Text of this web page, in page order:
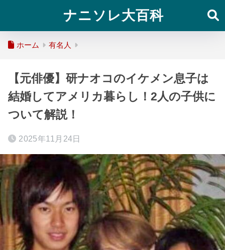
ナニソレ大百科
ホーム 有名人
【元俳優】研ナオコのイケメン息子は
結婚してアメリカ暮らし！2人の子供に
ついて解説！
2025年11月24日